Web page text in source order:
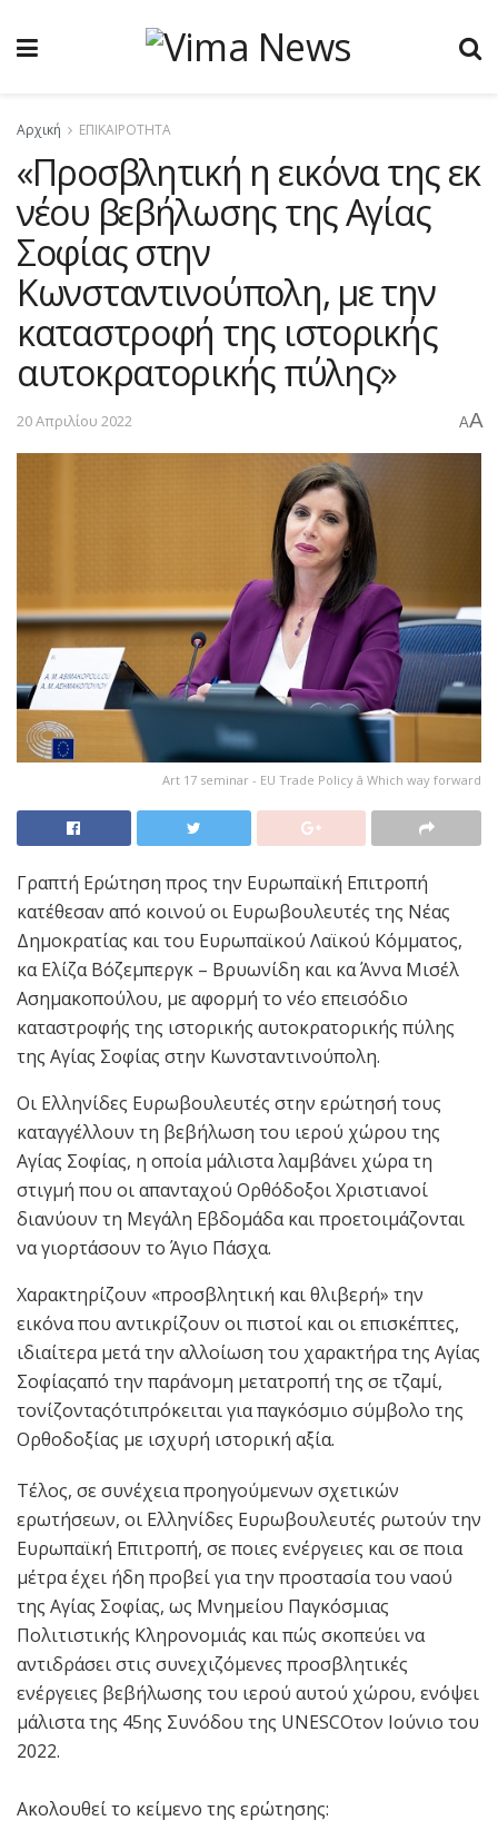
Αρχική ΕΠΙΚΑΙΡΟΤΗΤΑ
«Προσβλητική η εικόνα της εκ
νέου βεβήλωσης της Αγίας
Σοφίας στην
Κωνσταντινούπολη, με την
καταστροφή της ιστορικής
αυτοκρατορικής πύλης»
20 Απριλίου 2022 AA
Art 17 seminar - EU Trade Policy â Which way forward
Γραπτή Ερώτηση προς την Ευρωπαϊκή Επιτροπή
κατέθεσαν από κοινού οι Ευρωβουλευτές της Νέας
Δημοκρατίας και του Ευρωπαϊκού Λαϊκού Κόμματος,
κα Ελίζα Βόζεμπεργκ – Βρυωνίδη και κα Άννα Μισέλ
Ασημακοπούλου, με αφορμή το νέο επεισόδιο
καταστροφής της ιστορικής αυτοκρατορικής πύλης
της Αγίας Σοφίας στην Κωνσταντινούπολη.
Οι Ελληνίδες Ευρωβουλευτές στην ερώτησή τους
καταγγέλλουν τη βεβήλωση του ιερού χώρου της
Αγίας Σοφίας, η οποία μάλιστα λαμβάνει χώρα τη
στιγμή που οι απανταχού Ορθόδοξοι Χριστιανοί
διανύουν τη Μεγάλη Εβδομάδα και προετοιμάζονται
να γιορτάσουν το Άγιο Πάσχα.
Χαρακτηρίζουν «προσβλητική και θλιβερή» την
εικόνα που αντικρίζουν οι πιστοί και οι επισκέπτες,
ιδιαίτερα μετά την αλλοίωση του χαρακτήρα της Αγίας
Σοφίαςαπό την παράνομη μετατροπή της σε τζαμί,
τονίζονταςότιπρόκειται για παγκόσμιο σύμβολο της
Ορθοδοξίας με ισχυρή ιστορική αξία.
Τέλος, σε συνέχεια προηγούμενων σχετικών
ερωτήσεων, οι Ελληνίδες Ευρωβουλευτές ρωτούν την
Ευρωπαϊκή Επιτροπή, σε ποιες ενέργειες και σε ποια
μέτρα έχει ήδη προβεί για την προστασία του ναού
της Αγίας Σοφίας, ως Μνημείου Παγκόσμιας
Πολιτιστικής Κληρονομιάς και πώς σκοπεύει να
αντιδράσει στις συνεχιζόμενες προσβλητικές
ενέργειες βεβήλωσης του ιερού αυτού χώρου, ενόψει
μάλιστα της 45ης Συνόδου της UNESCOτον Ιούνιο του
2022.
Ακολουθεί το κείμενο της ερώτησης: